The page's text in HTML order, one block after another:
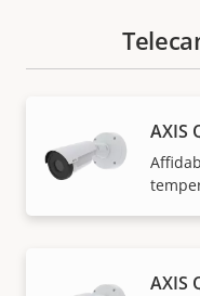
AXIS
AXIS